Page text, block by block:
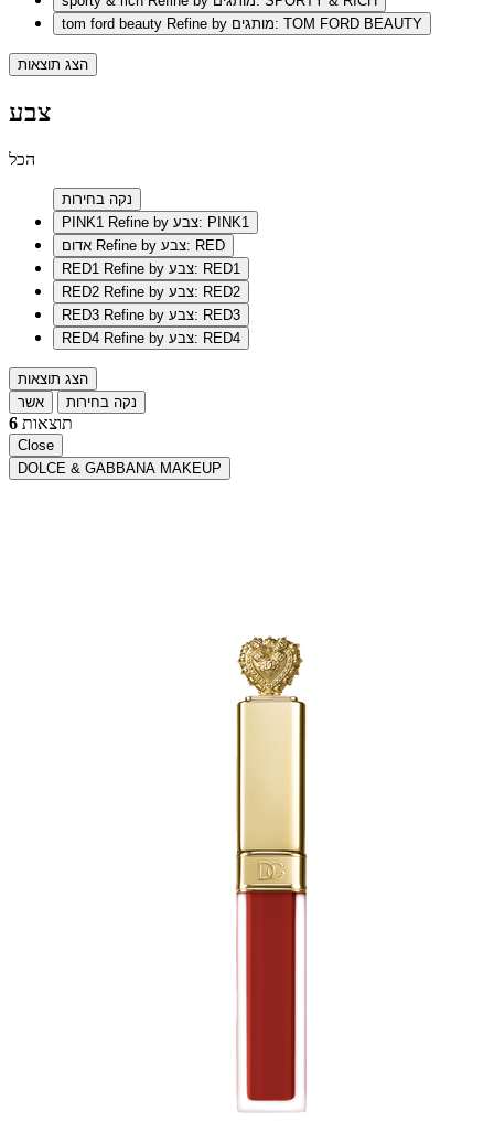
tom ford beauty
Refine by מותגים: TOM FORD BEAUTY
הצג תוצאות
צבע
הכל
נקה בחירות
PINK1
Refine by צבע: PINK1
Refine by צבע: RED
RED1
Refine by צבע: RED1
RED2
Refine by צבע: RED2
RED3
Refine by צבע: RED3
RED4
Refine by צבע: RED4
הצג תוצאות
אשר
נקה בחירות
6 תוצאות
Close
DOLCE & GABBANA MAKEUP